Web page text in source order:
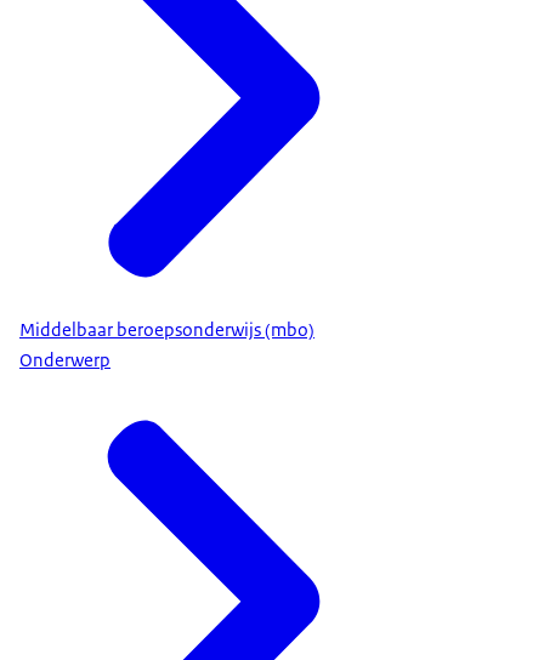
Middelbaar beroepsonderwijs (mbo)
Onderwerp